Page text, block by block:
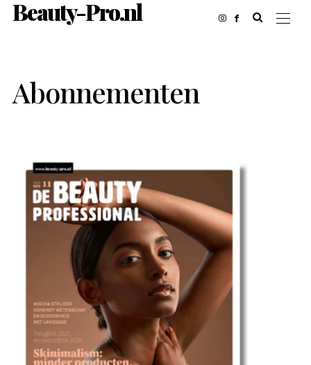
Beauty-Pro.nl
Abonnementen